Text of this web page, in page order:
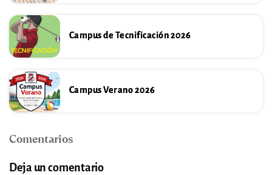
Campus de Tecnificación 2026
Campus Verano 2026
Comentarios
Deja un comentario